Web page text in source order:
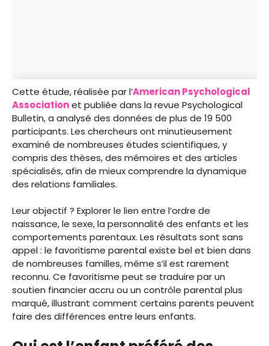
Cette étude, réalisée par l’American Psychological
Associationet publiée dans la revue Psychological
Bulletin, a analysé des données de plus de 19 500
participants. Les chercheurs ont minutieusement
examiné de nombreuses études scientifiques, y
compris des thèses, des mémoires et des articles
spécialisés, afin de mieux comprendre la dynamique
des relations familiales.
Leur objectif ? Explorer le lien entre l’ordre de
naissance, le sexe, la personnalité des enfants et les
comportements parentaux. Les résultats sont sans
appel : le favoritisme parental existe bel et bien dans
de nombreuses familles, même s’il est rarement
reconnu. Ce favoritisme peut se traduire par un
soutien financier accru ou un contrôle parental plus
marqué, illustrant comment certains parents peuvent
faire des différences entre leurs enfants.